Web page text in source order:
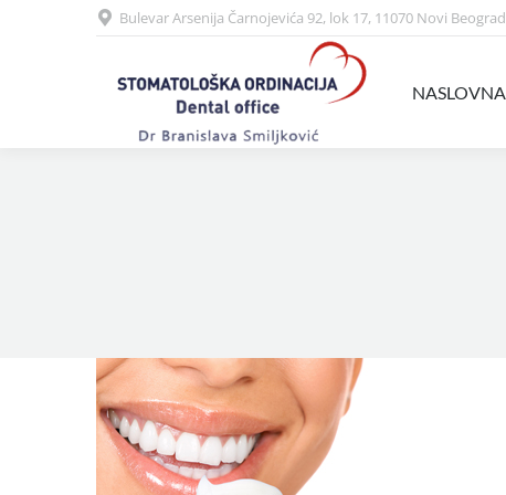
Bulevar Arsenija Čarnojevića 92, lok 17, 11070 Novi Beograd
NASLOVNA
NASLOVNA USLUGE